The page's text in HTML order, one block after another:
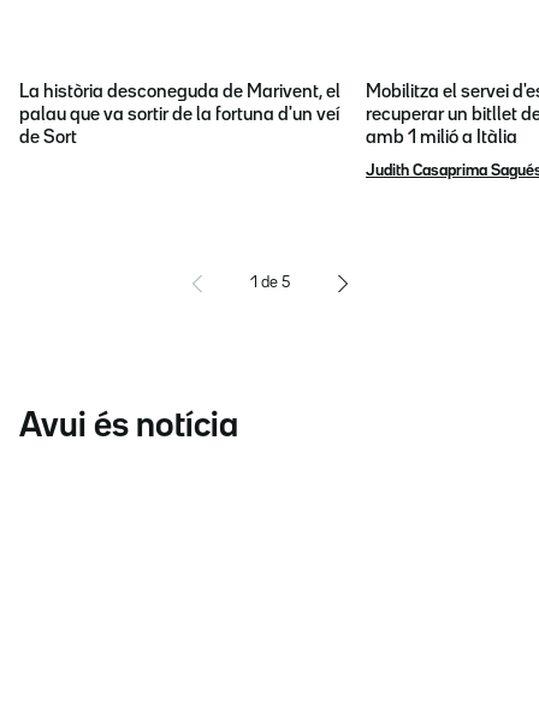
La història desconeguda de Marivent, el
palau que va sortir de la fortuna d'un veí
de Sort
Mobilitza el servei
recuperar un bitllet
amb 1 milió a Itàlia
Judith Casaprima
1 de 5
Avui és notícia